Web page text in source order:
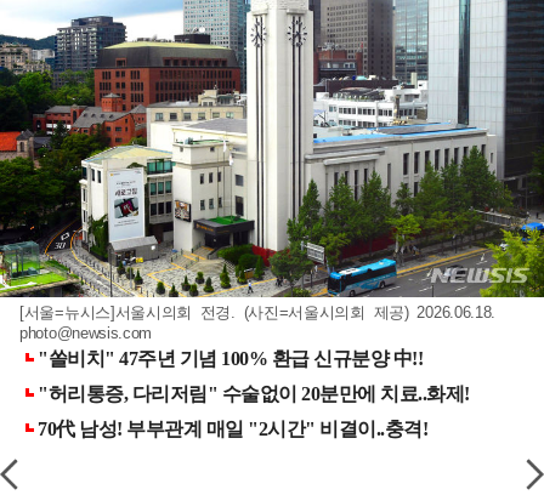
[서울=뉴시스]서울시의회 전경. (사진=서울시의회 제공) 2026.06.18.
photo@newsis.com